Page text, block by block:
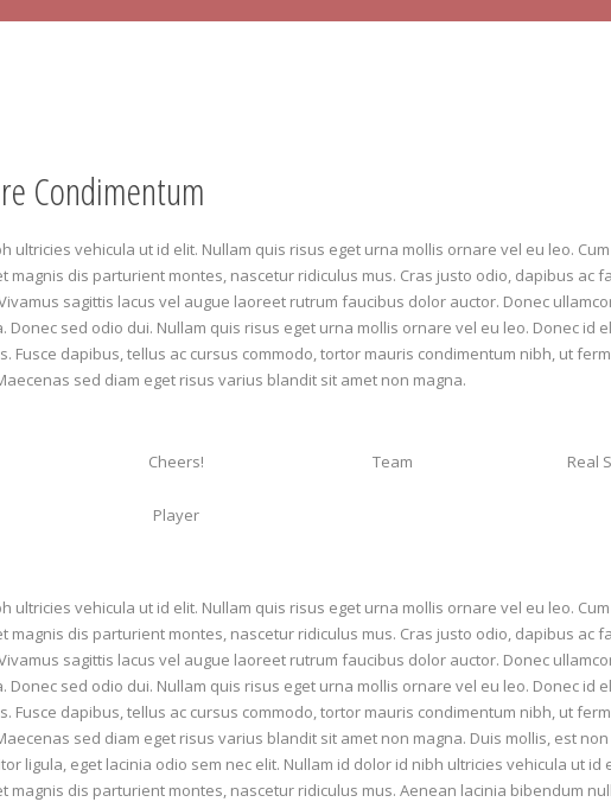
Condimentum
ultricies vehicula ut id elit. Nullam quis risus eget urna mollis ornare vel eu leo.
magnis dis parturient montes, nascetur ridiculus mus. Cras justo odio, dapibus ac
sagittis lacus vel augue laoreet rutrum faucibus dolor auctor. Donec
Donec sed odio dui. Nullam quis risus eget urna mollis ornare vel eu leo. Donec id
Fusce dapibus, tellus ac cursus commodo, tortor mauris condimentum nibh, ut
sed diam eget risus varius blandit sit amet non magna.
Cheers! Team Real
Player
ultricies vehicula ut id elit. Nullam quis risus eget urna mollis ornare vel eu leo.
magnis dis parturient montes, nascetur ridiculus mus. Cras justo odio, dapibus ac
sagittis lacus vel augue laoreet rutrum faucibus dolor auctor. Donec
Donec sed odio dui. Nullam quis risus eget urna mollis ornare vel eu leo. Donec id
Fusce dapibus, tellus ac cursus commodo, tortor mauris condimentum nibh, ut
sed diam eget risus varius blandit sit amet non magna. Duis mollis, est
ligula, eget lacinia odio sem nec elit. Nullam id dolor id nibh ultricies vehicula ut id
magnis dis parturient montes, nascetur ridiculus mus. Aenean lacinia bibendum